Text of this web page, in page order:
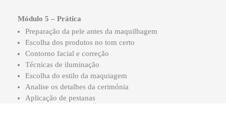
Módulo 5 – Prática
Preparação da pele antes da maquilhagem
Escolha dos produtos no tom certo
Contorno facial e correção
Técnicas de iluminação
Escolha do estilo da maquiagem
Analise os detalhes da cerimónia
Aplicação de pestanas